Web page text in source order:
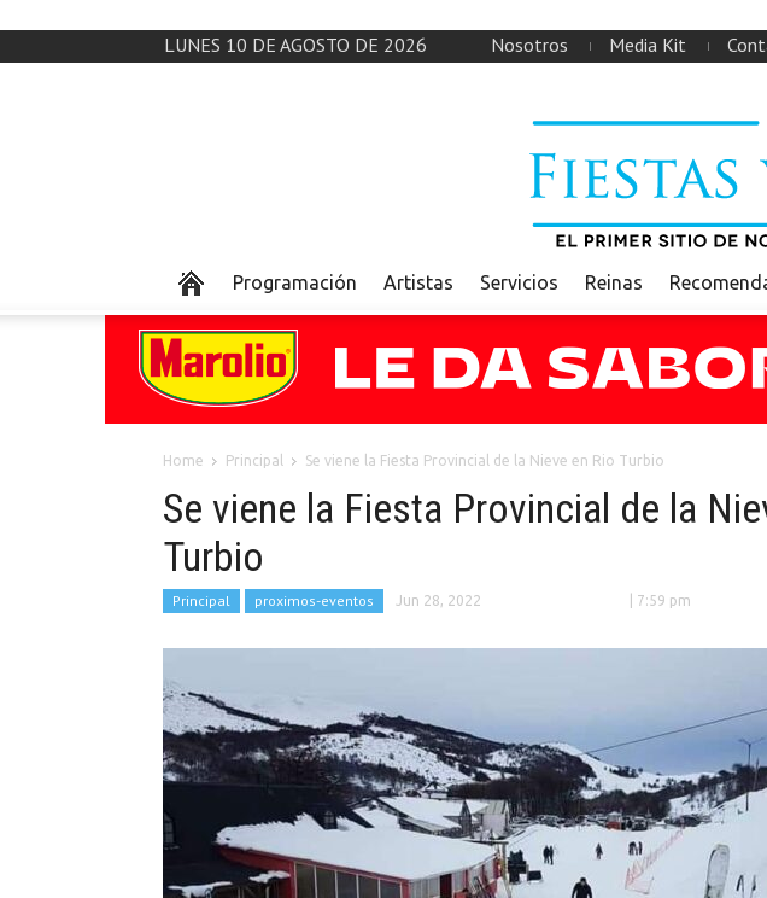
LUNES 10 DE AGOSTO DE 2026 Nosotros Media Kit
Programación Artistas Servicios Reinas
Home Principal Se viene la Fiesta Provincial de la Nieve en Rio Turbio
Se viene la Fiesta Provincial de la
Turbio
Principal proximos-eventos Jun 28, 2022 | 7:59 pm